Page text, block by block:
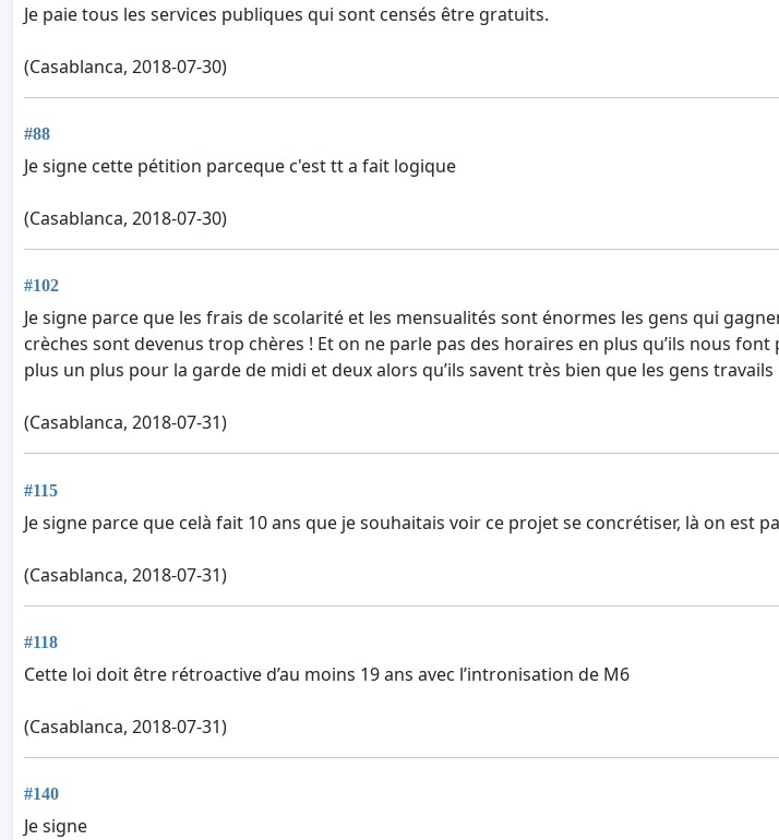
Je paie tous les services publiques qui sont censés être gratuits.
(Casablanca, 2018-07-30)
#88
Je signe cette pétition parceque c'est tt a fait logique
(Casablanca, 2018-07-30)
#102
Je signe parce que les frais de scolarité et les mensualités sont énormes les gens qui
crèches sont devenus trop chères ! Et on ne parle pas des horaires en plus qu’ils nous
plus un plus pour la garde de midi et deux alors qu’ils savent très bien que les gens
(Casablanca, 2018-07-31)
#115
Je signe parce que celà fait 10 ans que je souhaitais voir ce projet se concrétiser, là on est
(Casablanca, 2018-07-31)
#118
Cette loi doit être rétroactive d’au moins 19 ans avec l’intronisation de M6
(Casablanca, 2018-07-31)
#140
Je signe